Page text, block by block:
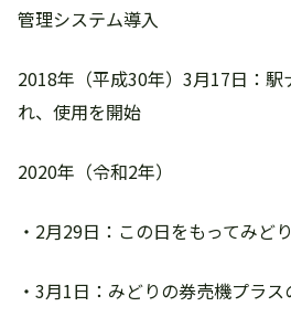
管理システム導入
2018年（平成30年）3月17日：駅
れ、使用を開始
2020年（令和2年）
・2月29日：この日をもってみど
・3月1日：みどりの券売機プラ